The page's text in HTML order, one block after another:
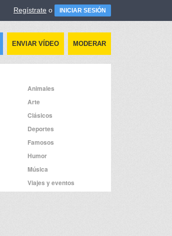
Regístrate o INICIAR SESIÓN
ENVIAR VÍDEO MODERAR
Animales
Arte
Clásicos
Deportes
Famosos
Humor
Música
Viajes y eventos